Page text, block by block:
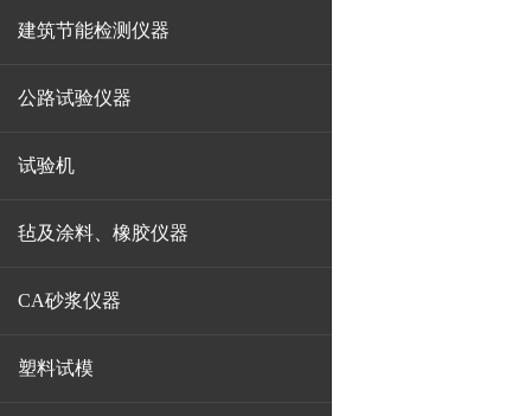
建筑节能检测仪器
公路试验仪器
试验机
毡及涂料、橡胶仪器
CA砂浆仪器
塑料试模